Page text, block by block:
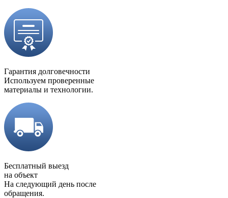
Гарантия долговечности
Используем проверенные
материалы и технологии.
Бесплатный выезд
на объект
На следующий день после
обращения.